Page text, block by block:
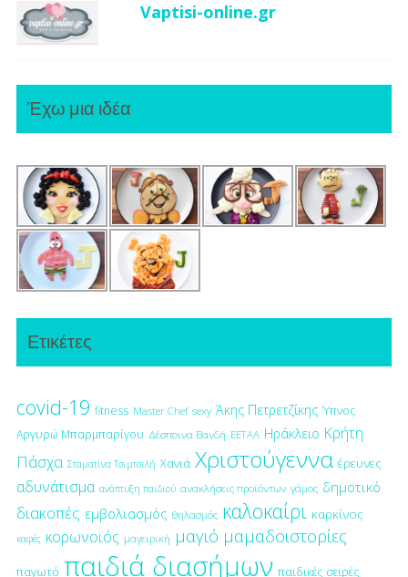
Vaptisi-online.gr
Έχω μια ιδέα
Ετικέτες
covid-19 fitness Master Chef sexy Άκης Πετρετζίκης Ύπνος
Αργυρώ Μπαρμπαρίγου Δέσποινα Βανδή ΕΕΤΑΑ Ηράκλειο Κρήτη
Πάσχα Σταματίνα Τσιμτσιλή Χανιά Χριστούγεννα έρευνες
αδυνάτισμα ανάπτυξη παιδιού ανακλήσεις προϊόντων γάμος δημοτικό
διακοπές εμβολιασμός θηλασμός καλοκαίρι καρκίνος
καφές κορωνοϊός μαγειρική μαγιό μαμαδοιστορίες
παγωτό παιδιά διασήμων παιδικές σειρές